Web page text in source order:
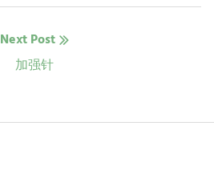
Next Post
Next
加强针